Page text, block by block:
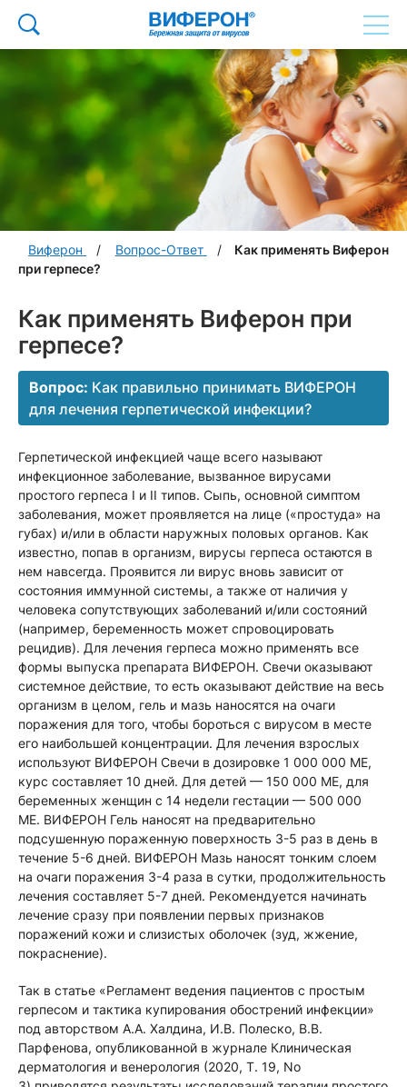
Виферон Вопрос-Ответ
Как применять Виферон
при герпесе?
Как применять Виферон при
герпесе?
Вопрос: Как правильно принимать ВИФЕРОН
для лечения герпетической инфекции?
Герпетической инфекцией чаще всего называют
инфекционное заболевание, вызванное вирусами
простого герпеса I и II типов. Сыпь, основной симптом
заболевания, может проявляется на лице («простуда» на
губах) и/или в области наружных половых органов. Как
известно, попав в организм, вирусы герпеса остаются в
нем навсегда. Проявится ли вирус вновь зависит от
состояния иммунной системы, а также от наличия у
человека сопутствующих заболеваний и/или состояний
(например, беременность может спровоцировать
рецидив). Для лечения герпеса можно применять все
формы выпуска препарата ВИФЕРОН. Свечи оказывают
системное действие, то есть оказывают действие на весь
организм в целом, гель и мазь наносятся на очаги
поражения для того, чтобы бороться с вирусом в месте
его наибольшей концентрации. Для лечения взрослых
используют ВИФЕРОН Свечи в дозировке 1 000 000 МЕ,
курс составляет 10 дней. Для детей — 150 000 МЕ, для
беременных женщин с 14 недели гестации — 500 000
МЕ. ВИФЕРОН Гель наносят на предварительно
подсушенную пораженную поверхность 3-5 раз в день в
течение 5-6 дней. ВИФЕРОН Мазь наносят тонким слоем
на очаги поражения 3-4 раза в сутки, продолжительность
лечения составляет 5-7 дней. Рекомендуется начинать
лечение сразу при появлении первых признаков
поражений кожи и слизистых оболочек (зуд, жжение,
покраснение).
Так в статье «Регламент ведения пациентов с простым
герпесом и тактика купирования обострений инфекции»
под авторством А.А. Халдина, И.В. Полеско, В.В.
Парфенова, опубликованной в журнале Клиническая
дерматология и венерология (2020, Т. 19, No